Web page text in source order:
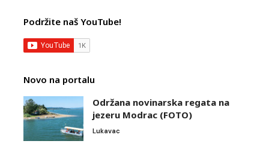
Podržite naš YouTube!
Novo na portalu
Održana novinarska regata na
jezeru Modrac (FOTO)
Lukavac